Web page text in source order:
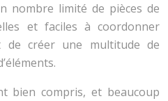
nombre limité de pièces de
et faciles à coordonner
de créer une multitude de
bien compris, et beaucoup